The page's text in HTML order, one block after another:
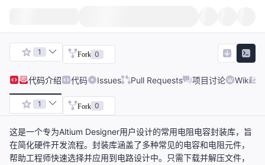
1 Fork 0
代码介绍 代码 Issues Pull Requests 项目讨论 Wiki
1 Fork 0
这是一个专为Altium Designer用户设计的常用电阻电容封装库，旨
在简化硬件开发流程。封装库涵盖了多种常见的电容和电阻元件，
帮助工程师快速选择并应用到电路设计中。只需下载并解压文件，